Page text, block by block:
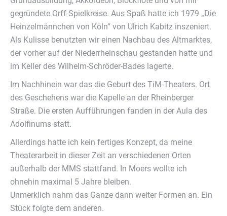
gegründete Orff-Spielkreise. Aus Spaß hatte ich 1979 „Die
Heinzelmännchen von Köln“ von Ulrich Kabitz inszeniert.
Als Kulisse benutzten wir einen Nachbau des Altmarktes,
der vorher auf der Niederrheinschau gestanden hatte und
im Keller des Wilhelm-Schröder-Bades lagerte.
Im Nachhinein war das die Geburt des TiM-Theaters. Ort
des Geschehens war die Kapelle an der Rheinberger
Straße. Die ersten Aufführungen fanden in der Aula des
Adolfinums statt.
Allerdings hatte ich kein fertiges Konzept, da meine
Theaterarbeit in dieser Zeit an verschiedenen Orten
außerhalb der MMS stattfand. In Moers wollte ich
ohnehin maximal 5 Jahre bleiben.
Unmerklich nahm das Ganze dann weiter Formen an. Ein
Stück folgte dem anderen.